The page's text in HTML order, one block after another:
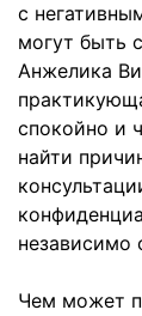
с
могут быть
Анжелика
спокойно и
найти
независимо
Чем может